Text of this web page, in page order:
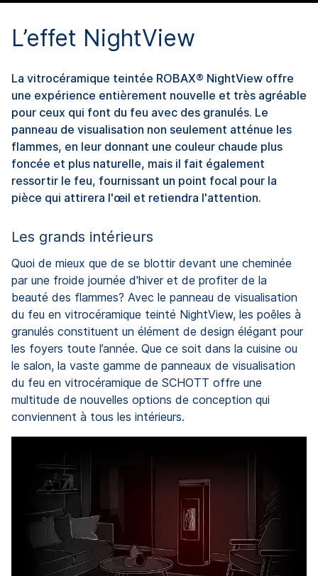
L’effet NightView
La vitrocéramique teintée ROBAX® NightView offre
une expérience entièrement nouvelle et très agréable
pour ceux qui font du feu avec des granulés. Le
panneau de visualisation non seulement atténue les
flammes, en leur donnant une couleur chaude plus
foncée et plus naturelle, mais il fait également
ressortir le feu, fournissant un point focal pour la
pièce qui attirera l'œil et retiendra l'attention.
Les grands intérieurs
Quoi de mieux que de se blottir devant une cheminée
par une froide journée d'hiver et de profiter de la
beauté des flammes? Avec le panneau de visualisation
du feu en vitrocéramique teinté NightView, les poêles à
granulés constituent un élément de design élégant pour
les foyers toute l’année. Que ce soit dans la cuisine ou
le salon, la vaste gamme de panneaux de visualisation
du feu en vitrocéramique de SCHOTT offre une
multitude de nouvelles options de conception qui
conviennent à tous les intérieurs.